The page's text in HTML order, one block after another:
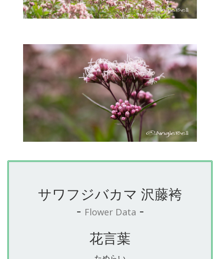
サワフジバカマ 沢藤袴
- Flower Data -
花言葉